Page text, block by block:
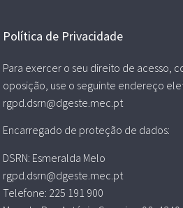
Política de Privacidade
Para exercer o seu direito de acesso,
oposição, use o seguinte endereço
rgpd.dsrn@dgeste.mec.pt
Encarregado de proteção de dados:
DSRN: Esmeralda Melo
rgpd.dsrn@dgeste.mec.pt
Telefone: 225 191 900